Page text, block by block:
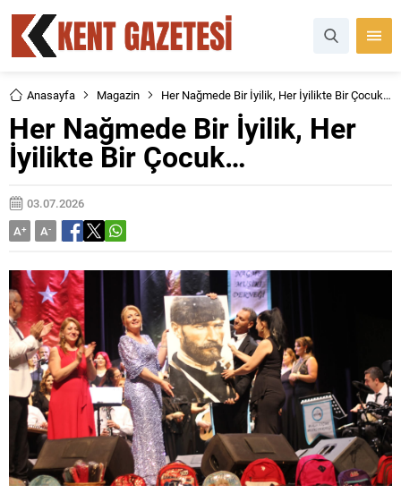
Anasayfa Magazin Her Nağmede Bir İyilik, Her İyilikte Bir Çocuk…
Her Nağmede Bir İyilik, Her
İyilikte Bir Çocuk…
03.07.2026
A+ A-